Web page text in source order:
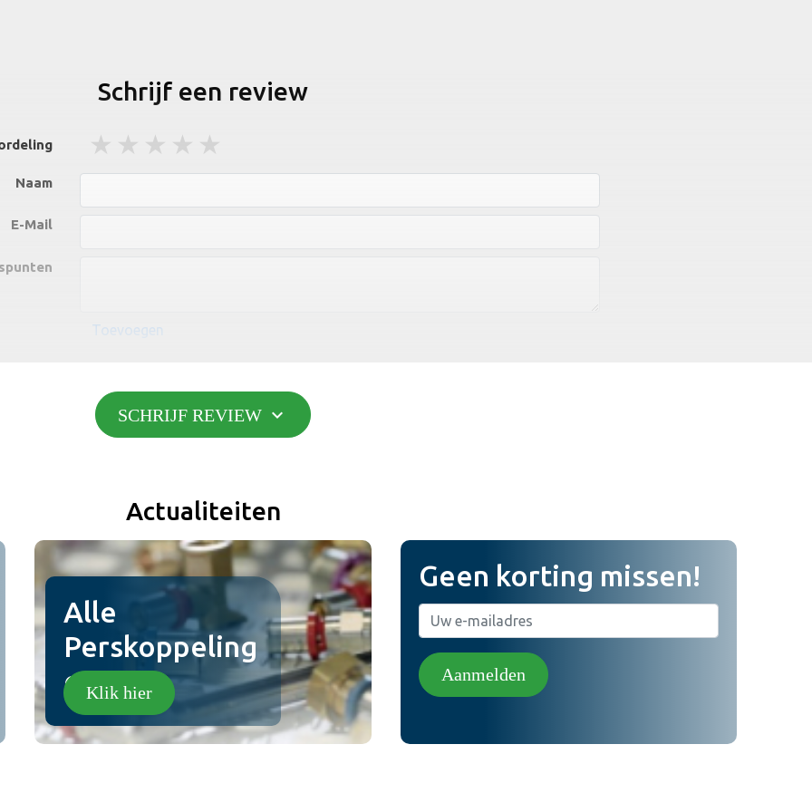
Schrijf een review
4 stars
3 stars
2 stars
1 stars
Naam
E-Mail
Toevoegen
Toevoegen
Plaats review
SCHRIJF REVIEW expand_more
Actualiteiten
Alle
Perskoppeling
en!Klik hier
Geen korting missen!
Aanmelden